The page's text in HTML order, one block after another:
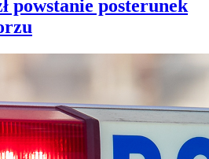
powstanie posterunek